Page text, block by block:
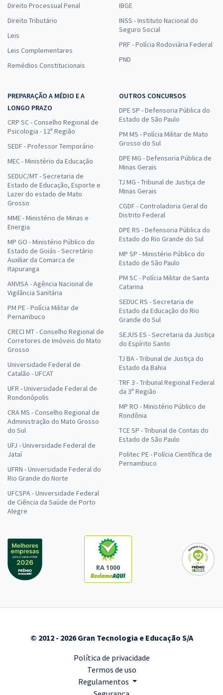
Direito Processual Penal
Direito Tributário
Leis
Leis Complementares
Remédios Constitucionais
IBGE
INSS - Instituto Nacional do
Seguro Social
PRF - Polícia Rodoviária Federal
PND
PREPARAÇÃO A MÉDIO E A
LONGO PRAZO
CRP SC - Conselho Regional de
Psicologia - 12ª Região
SEDF - Professor Temporário
MEC - Ministério da Educação
SEDUC/MT - Secretaria de
Estado de Educação, Esporte e
Lazer do estado de Mato
Grosso
MME - Ministério de Minas e
Energia
MP GO - Ministério Público do
Estado de Goiás - Secretário
Auxiliar da Comarca de
Itapuranga
ANVISA - Agência Nacional de
Vigilância Sanitária
PM PE - Polícia Militar de
Pernambuco
CRECI MT - Conselho Regional de
Corretores de Imóveis do Mato
Grosso
Universidade Federal de
Catalão - UFCAT
UFR - Universidade Federal de
Rondonópolis
CRA MS - Conselho Regional de
Administração do Mato Grosso
do Sul
UFJ - Universidade Federal de
Jataí
UFRN - Universidade Federal do
Rio Grande do Norte
UFCSPA - Universidade Federal
de Ciência da Saúde de Porto
Alegre
OUTROS CONCURSOS
DPE SP - Defensoria Pública do
Estado de São Paulo
PM MS - Polícia Militar de Mato
Grosso do Sul
DPE MG - Defensoria Pública de
Minas Gerais
TJ MG - Tribunal de Justiça de
Minas Gerais
CGDF - Controladoria Geral do
Distrito Federal
DPE RS - Defensoria Pública do
Estado do Rio Grande do Sul
MP SP - Ministério Público do
Estado de São Paulo
PM SC - Polícia Militar de Santa
Catarina
SEDUC RS - Secretaria de
Estado da Educação do Rio
Grande do Sul
SEJUS ES - Secretaria da Justiça
do Espírito Santo
TJ BA - Tribunal de Justiça do
Estado da Bahia
TRF 3 - Tribunal Regional Federal
da 3ª Região
MP RO - Ministério Público de
Rondônia
TCE SP - Tribunal de Contas do
Estado de São Paulo
Politec PE - Polícia Científica de
Pernambuco
RA 1000
© 2012 - 2026 Gran Tecnologia e Educação S/A
Política de privacidade
Termos de uso
Regulamentos